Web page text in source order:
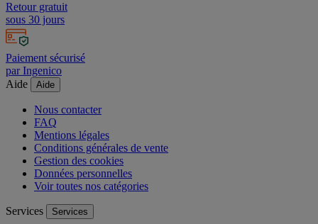
Retour gratuit
sous 30 jours
Paiement sécurisé
par Ingenico
Aide
Aide
Nous contacter
FAQ
Mentions légales
Conditions générales de vente
Gestion des cookies
Données personnelles
Voir toutes nos catégories
Services Services